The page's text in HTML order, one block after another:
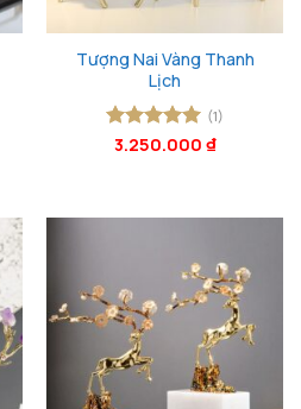
Tượng Nai Vàng Thanh
Lịch
Được xếp
(1)
3.250.000 ₫